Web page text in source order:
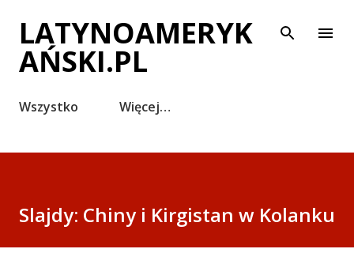
Przejdź do głównej zawartości
LATYNOAMERYK
AŃSKI.PL
Wszystko Więcej…
Slajdy: Chiny i Kirgistan w Kolanku